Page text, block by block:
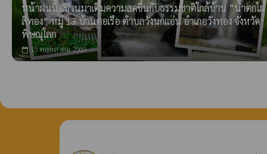
หน้าฝนนี้…ชวนมาเติมความสดชื่นกับธรรมชาติใกล้บ้าน “น้ำตกไผ่
สีทอง” หมู่ 13 บ้านตอเรือ ตำบลวังนกแอ่น อำเภอวังทอง จังหวัด
พิษณุโลก
calendar_today15 พฤษภาคม 2569